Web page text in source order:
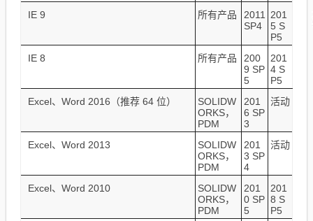
IE 9
所有产品
2011
SP4
201
5 S
P5
IE 8
所有产品
200
9 SP
5
201
4 S
P5
Excel、Word 2016（推荐 64 位）
SOLIDW
ORKS，
PDM
201
6 SP
3
活动
Excel、Word 2013
SOLIDW
ORKS，
PDM
201
3 SP
4
活动
Excel、Word 2010
SOLIDW
ORKS，
PDM
201
0 SP
5
201
8 S
P5